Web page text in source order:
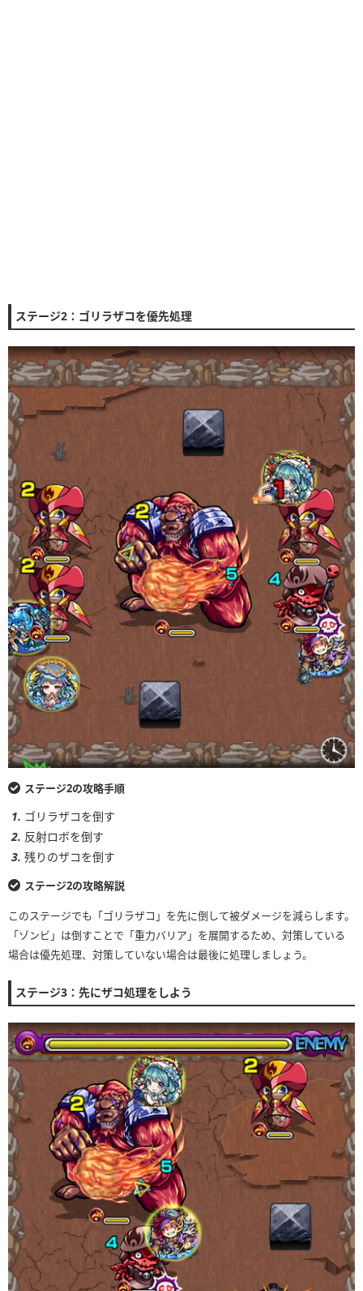
ステージ2：ゴリラザコを優先処理
ステージ2の攻略手順
ゴリラザコを倒す
反射ロボを倒す
残りのザコを倒す
ステージ2の攻略解説
このステージでも「ゴリラザコ」を先に倒して被ダメージを減らします。
「ゾンビ」は倒すことで「重力バリア」を展開するため、対策している
場合は優先処理、対策していない場合は最後に処理しましょう。
ステージ3：先にザコ処理をしよう